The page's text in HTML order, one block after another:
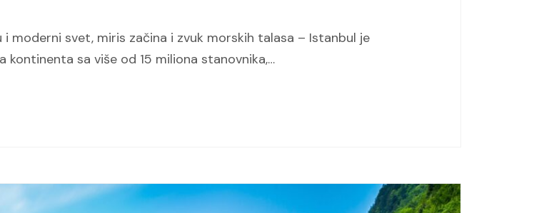
moderni svet, miris začina i zvuk morskih talasa – Istanbul je
sa više od 15 miliona stanovnika,…